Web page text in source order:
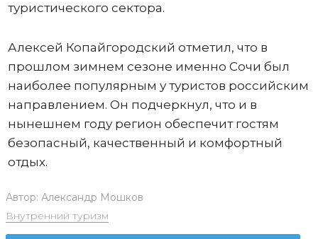
туристического сектора.
Алексей Копайгородский отметил, что в
прошлом зимнем сезоне именно Сочи был
наиболее популярным у туристов российским
направлением. Он подчеркнул, что и в
нынешнем году регион обеспечит гостям
безопасный, качественный и комфортный
отдых.
Автор: Александр Мошков
Внутренний туризм